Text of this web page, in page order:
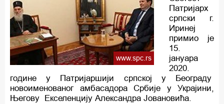
www.spc.rs
Патријарх
српски г.
Иринеј
примио је
15.
јануара
2020.
године у Патријаршији српској у Београду
новоименованог амбасадора Србије у Украјини,
Његову Екселенцију Александра Јовановића.